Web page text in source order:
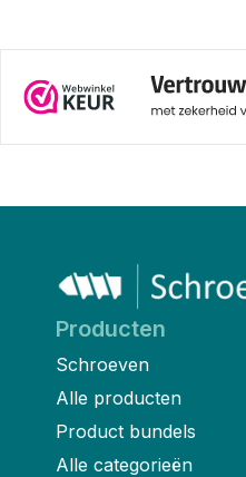
de juiste lengte isolatieplug
bij verschillende soorten
ondergronden zoals beton of
baksteen.
Producten
Schroeven
Alle producten
Product bundels
Alle categorieën